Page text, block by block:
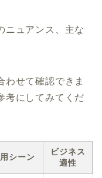
ニュアンス、主な
わせて確認できま
考にしてみてくだ
シーン
ビジネス
適性